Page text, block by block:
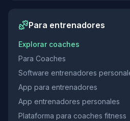
Para entrenadores
Explorar coaches
Para Coaches
Software entrenadores
App para entrenadores
App entrenadores personales
Plataforma para coaches fitness